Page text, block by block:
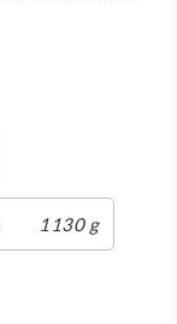
1130 g